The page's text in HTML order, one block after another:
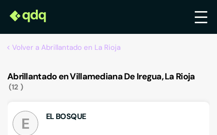
Volver a Abrillantado en La Rioja
Abrillantado en Villamediana De Iregua, La Rioja
12
E EL BOSQUE